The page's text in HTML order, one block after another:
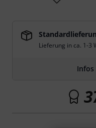
Lieferung in ca. 1-3
Infos